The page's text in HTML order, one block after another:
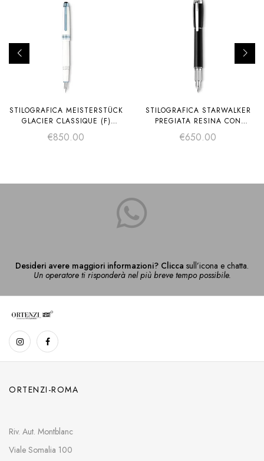
STILOGRAFICA MEISTERSTÜCK
GLACIER CLASSIQUE (F)
BIANCA
€850.00
STILOGRAFICA STARWALKER
PREGIATA RESINA CON
CONVERTER A STANTUFFO (F)
€650.00
Desideri avere maggiori informazioni? Clicca sull’icona e chatta.
Un operatore ti risponderà nel più breve tempo possibile.
ORTENZI-ROMA
Riv. Aut. Montblanc
Viale Somalia 100